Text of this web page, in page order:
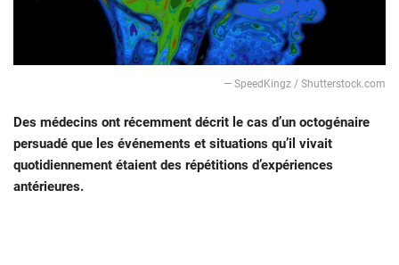
— SpeedKingz / Shutterstock.com
Des médecins ont récemment décrit le cas d’un octogénaire
persuadé que les événements et situations qu’il vivait
quotidiennement étaient des répétitions d’expériences
antérieures.